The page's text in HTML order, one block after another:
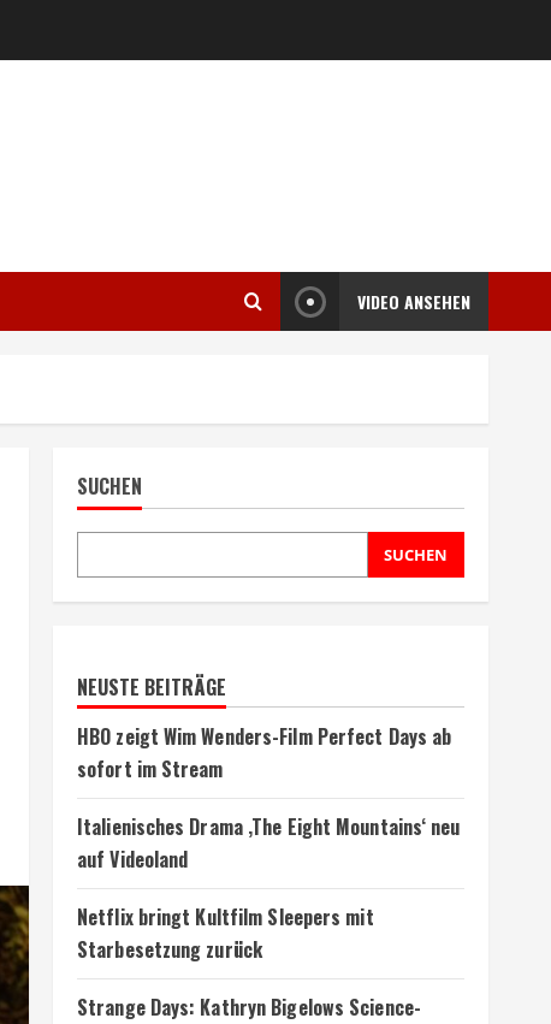
VIDEO ANSEHEN
SUCHEN
SUCHEN
NEUSTE BEITRÄGE
HBO zeigt Wim Wenders-Film Perfect Days ab
sofort im Stream
Italienisches Drama ‚The Eight Mountains‘ neu
auf Videoland
Netflix bringt Kultfilm Sleepers mit
Starbesetzung zurück
Strange Days: Kathryn Bigelows Science-